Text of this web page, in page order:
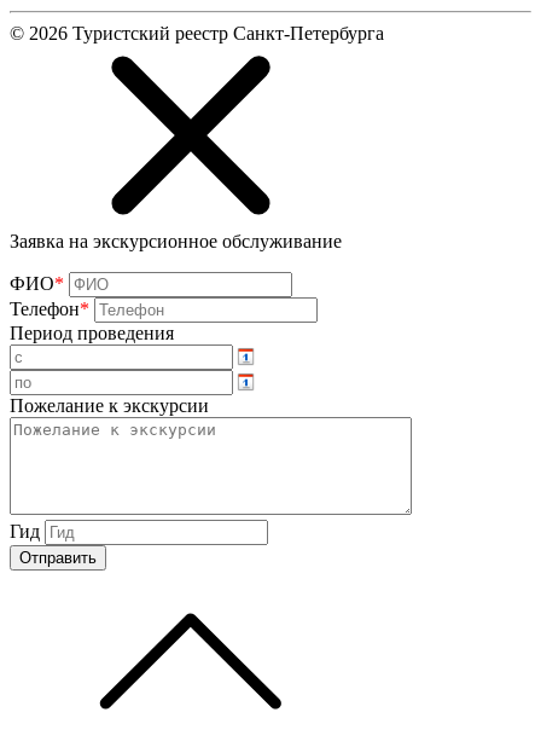
© 2026 Туристский реестр Санкт-Петербурга
Заявка на экскурсионное обслуживание
ФИО*
Телефон*
Период проведения
Пожелание к экскурсии
Гид